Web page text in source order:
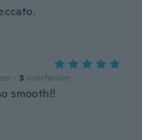
· 3 overførsler
smooth!!